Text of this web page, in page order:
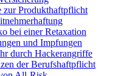
zur Produkthaftpflicht
bei einer Retaxation
und Impfungen
durch Hackerangriffe
der Berufshaftpflicht